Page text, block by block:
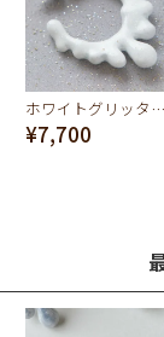
ホワイトグリッター フープピアス
¥7,700